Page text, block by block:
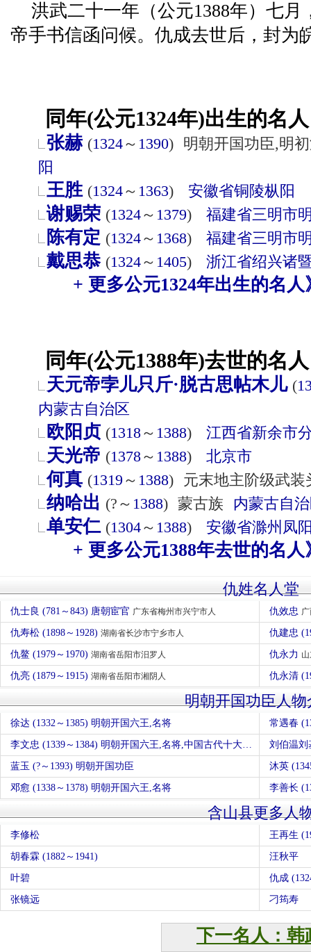
洪武二十一年（公元1388年）七
帝手书信函问候。仇成去世后，封为
同年(公元1324年)出生的名
张赫 (1324～ 1390) 明朝开国功臣,明
阳
王胜 (1324～ 1363) 安徽省铜陵枞阳
谢赐荣 (1324～ 1379) 福建省三明市
陈有定 (1324～ 1368) 福建省三明市
戴思恭 (1324～ 1405) 浙江省绍兴诸
+ 更多公元1324年出生的名人
同年(公元1388年)去世的名
天元帝孛儿只斤·脱古思帖木儿 (
内蒙古自治区
欧阳贞 (1318～ 1388) 江西省新余市
天光帝 (1378～ 1388) 北京市
何真 (1319 ～ 1388) 元末地主阶级武装
纳哈出 (?～ 1388) 蒙古族 内蒙古自
单安仁 (1304～ 1388) 安徽省滁州 凤
+ 更多公元1388年去世的名人
仇姓名人堂
仇士良 (781～843) 唐朝宦官 广东省梅州市兴宁市人 仇效忠
仇寿松 (1898～1928) 湖南省长沙市宁乡市人 仇建忠
仇鳌 (1979～1970) 湖南省岳阳市汨罗人 仇永力
仇亮 (1879～1915) 湖南省岳阳市湘阴人 仇永清
明朝开国功臣人物
徐达 (1332～1385) 明朝开国六王,名将 常遇春
李文忠 (1339～1384) 明朝开国六王,名将,中国古代十大勇将 刘伯温刘
蓝玉 (?～1393) 明朝开国功臣 沐英
邓愈 (1338～1378) 明朝开国六王,名将 李善长
含山县更多人
李修松 王再生
胡春霖 (1882～1941) 汪秋平
叶碧 仇成
张镜远 刁筠寿
下一名人：韩